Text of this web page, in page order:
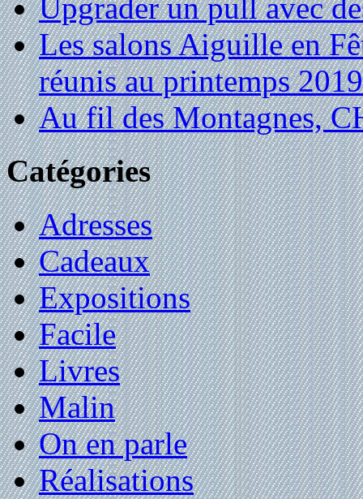
Upgrader un pull avec
Les salons Aiguille en
réunis au printemps 2019
Au fil des Montagnes,
Catégories
Adresses
Cadeaux
Expositions
Facile
Livres
Malin
On en parle
Réalisations